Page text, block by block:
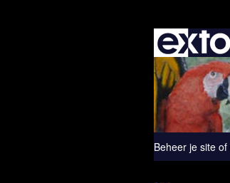
Beheer je site of